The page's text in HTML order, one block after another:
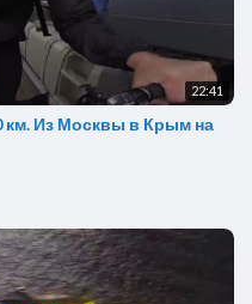
22:41
км. Из Москвы в Крым на